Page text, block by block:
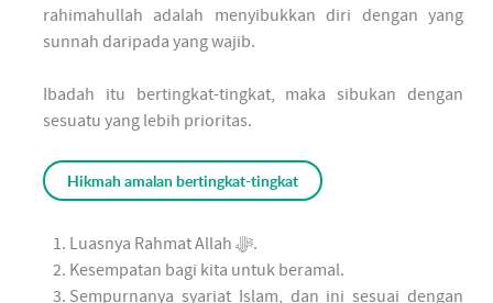
rahimahullah adalah menyibukkan diri dengan yang
sunnah daripada yang wajib.
Ibadah itu bertingkat-tingkat, maka sibukan dengan
sesuatu yang lebih prioritas.
Hikmah amalan bertingkat-tingkat
Luasnya Rahmat Allah ﷻ.
Kesempatan bagi kita untuk beramal.
Sempurnanya syariat Islam, dan ini sesuai dengan